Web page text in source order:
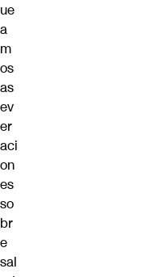
ue
a
m
os
as
ev
er
aci
on
es
so
br
e
sal